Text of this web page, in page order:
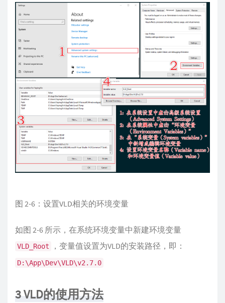
图 2-6：设置VLD相关的环境变量
如图 2-6 所示，在系统环境变量中新建环境变量
VLD_Root ，变量值设置为VLD的安装路径，即：
D:\App\Dev\VLD\v2.7.0
3 VLD的使用方法